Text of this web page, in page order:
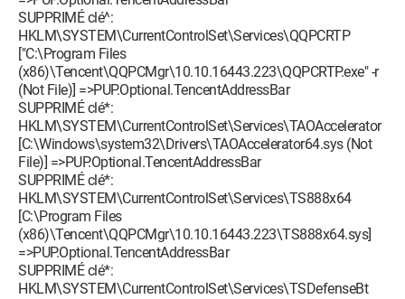
SUPPRIMÉ clé^:
HKLM\SYSTEM\CurrentControlSet\Services\QQPCRTP
["C:\Program Files
(x86)\Tencent\QQPCMgr\10.10.16443.223\QQPCRTP.exe" -r
(Not File)] =>PUP.Optional.TencentAddressBar
SUPPRIMÉ clé*:
HKLM\SYSTEM\CurrentControlSet\Services\TAOAccelerator
[C:\Windows\system32\Drivers\TAOAccelerator64.sys (Not
File)] =>PUP.Optional.TencentAddressBar
SUPPRIMÉ clé*:
HKLM\SYSTEM\CurrentControlSet\Services\TS888x64
[C:\Program Files
(x86)\Tencent\QQPCMgr\10.10.16443.223\TS888x64.sys]
=>PUP.Optional.TencentAddressBar
SUPPRIMÉ clé*:
HKLM\SYSTEM\CurrentControlSet\Services\TSDefenseBt